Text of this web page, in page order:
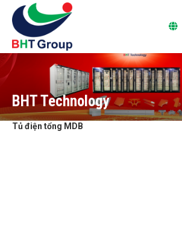
BHT Technology
Tủ điện tổng MDB